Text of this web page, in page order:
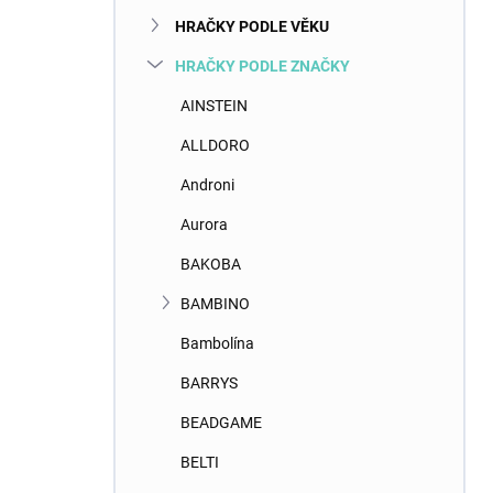
HRAČKY PODLE VĚKU
HRAČKY PODLE ZNAČKY
AINSTEIN
ALLDORO
Androni
Aurora
BAKOBA
BAMBINO
Bambolína
BARRYS
BEADGAME
BELTI